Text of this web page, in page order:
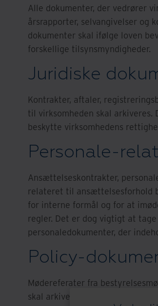
Alle dokumenter, der vedrører
årsrapporter, selvangivelser og
dokumenter skal ifølge loven
forskellige tilsynsmyndigheder.
Juridiske
Kontrakter, aftaler,
til virksomheden skal
beskytte virksomhedens
Personale-
Ansættelseskontrakter,
relateret til ansættelsesforhold
for interne formål og for at
regler. Det er dog vigtigt at
personaledokumenter, der
Policy-
Mødereferater fra
skal arkiveres. Policy-